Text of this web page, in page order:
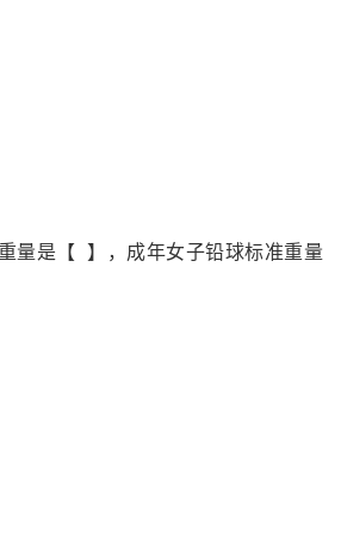
量是【 】，成年女子铅球标准重量